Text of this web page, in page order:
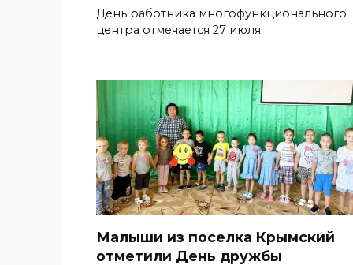
День работника многофункционального
центра отмечается 27 июля.
Малыши из поселка Крымский
отметили День дружбы